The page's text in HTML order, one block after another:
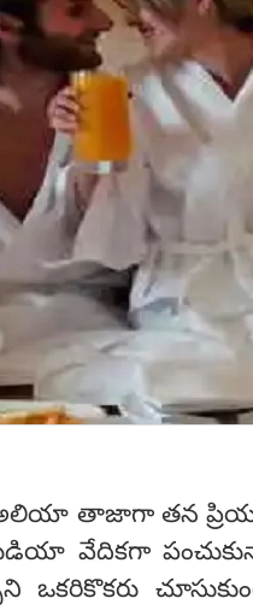
తాజాగా తన
వేదికగా
ఒకరికొకరు